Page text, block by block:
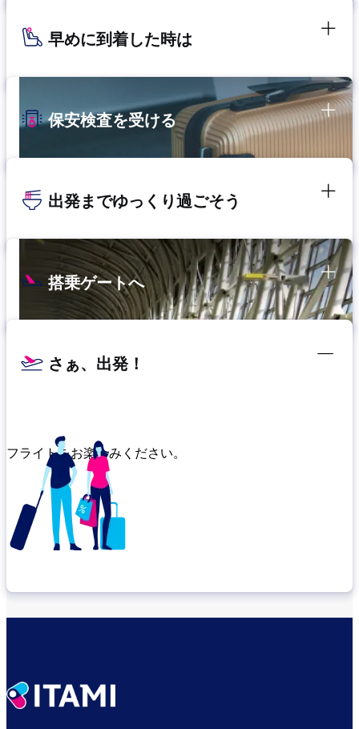
早めに到着した時は
保安検査を受ける
出発までゆっくり過ごそう
搭乗ゲートへ
さぁ、出発！
フライトをお楽しみください。